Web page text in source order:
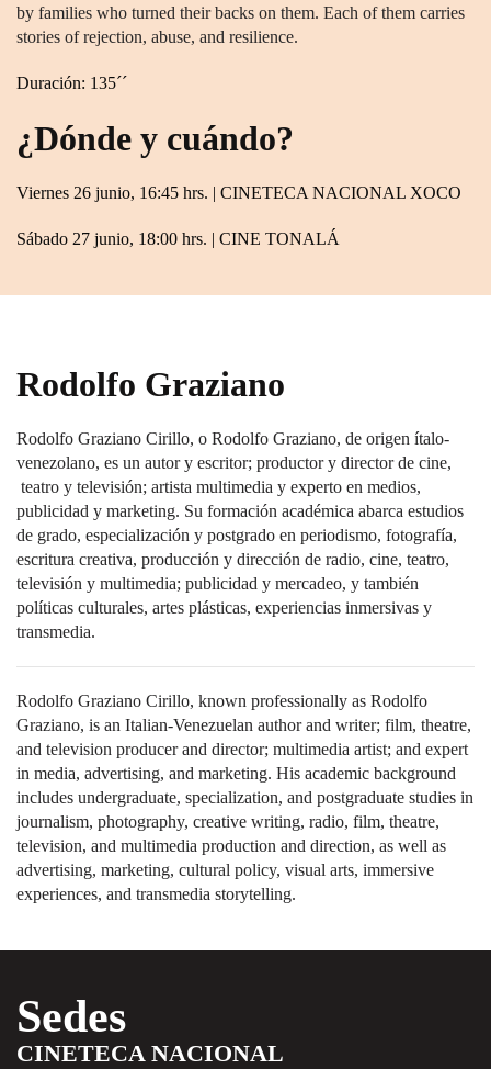
by families who turned their backs on them. Each of them carries
stories of rejection, abuse, and resilience.
Duración: 135´´
¿Dónde y cuándo?
Viernes 26 junio, 16:45 hrs. | CINETECA NACIONAL XOCO
Sábado 27 junio, 18:00 hrs. | CINE TONALÁ
Rodolfo Graziano
Rodolfo Graziano Cirillo, o Rodolfo Graziano, de origen ítalo-
venezolano, es un autor y escritor; productor y director de cine,
teatro y televisión; artista multimedia y experto en medios,
publicidad y marketing. Su formación académica abarca estudios
de grado, especialización y postgrado en periodismo, fotografía,
escritura creativa, producción y dirección de radio, cine, teatro,
televisión y multimedia; publicidad y mercadeo, y también
políticas culturales, artes plásticas, experiencias inmersivas y
transmedia.
Rodolfo Graziano Cirillo, known professionally as Rodolfo
Graziano, is an Italian-Venezuelan author and writer; film, theatre,
and television producer and director; multimedia artist; and expert
in media, advertising, and marketing. His academic background
includes undergraduate, specialization, and postgraduate studies in
journalism, photography, creative writing, radio, film, theatre,
television, and multimedia production and direction, as well as
advertising, marketing, cultural policy, visual arts, immersive
experiences, and transmedia storytelling.
Sedes
CINETECA NACIONAL